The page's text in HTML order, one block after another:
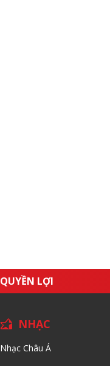
QUYỀN LỢI
NHẠC
Nhạc Châu Á